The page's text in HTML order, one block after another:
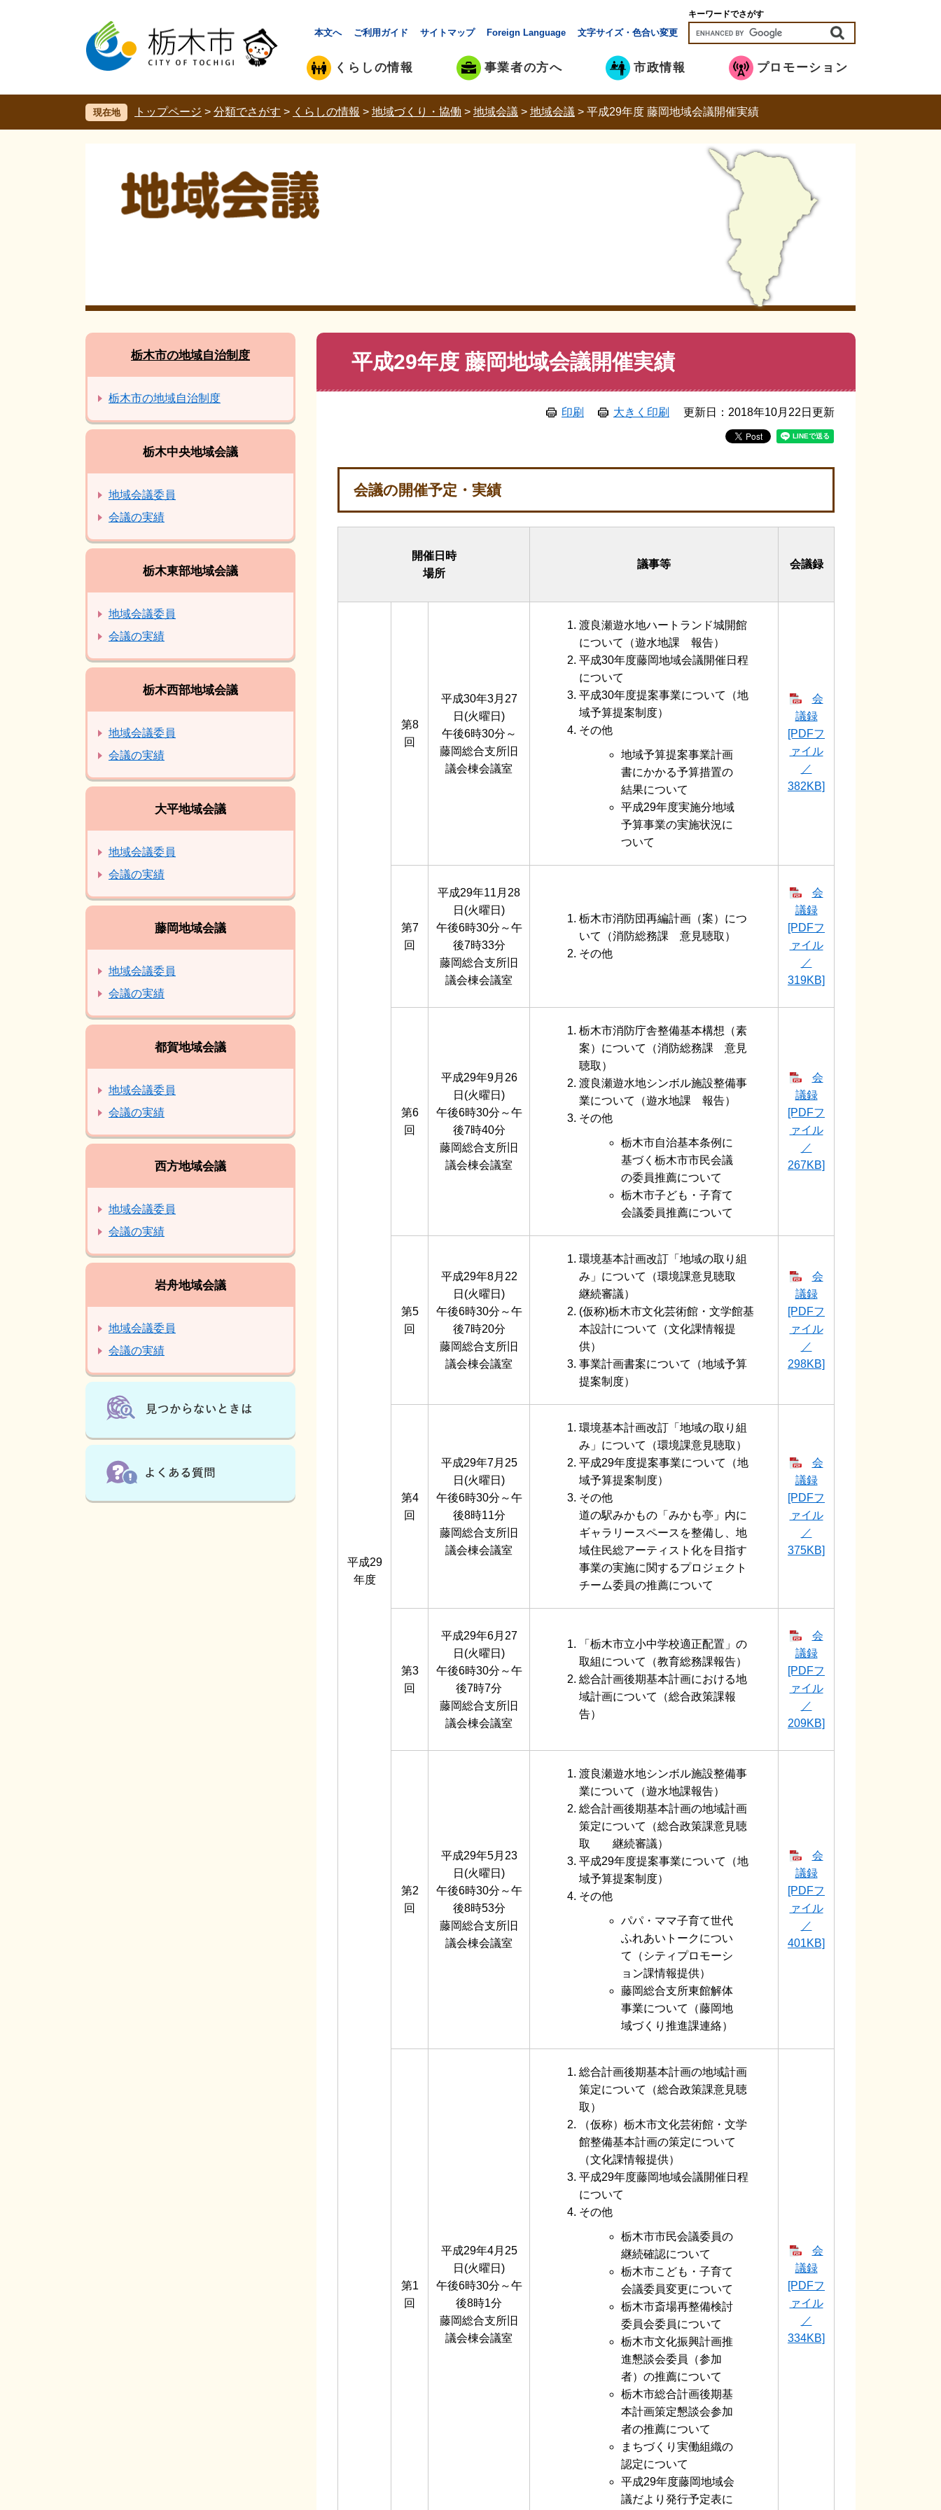
で
ば
本文へ ご利用ガイド サイトマップ Foreign Language 文字サイズ・色合い変更
キーワードでさがす
くらしの情報 事業者の方へ 市政情報 プロモーション
現在地 トップページ > 分類でさがす > くらしの情報 > 地域づくり・協働 > 地域会議 > 地域会議 > 平成29年度 藤岡地域会議開催実績
平成29年度 藤岡地域会議開催実績
印刷 大きく印刷 更新日：2018年10月22日更新
会議の開催予定・実績
開催日時
場所
議事等 会議録
平成29
年度
第8
回
平成30年3月27
日(火曜日)
午後6時30分～
藤岡総合支所旧
議会棟会議室
渡良瀬遊水地ハートランド城開館
について（遊水地課 報告）
平成30年度藤岡地域会議開催日程
について
平成30年度提案事業について（地
域予算提案制度）
その他
地域予算提案事業計画
書にかかる予算措置の
結果について
平成29年度実施分地域
予算事業の実施状況に
ついて
会
議録
[PDFフ
ァイル
／
382KB]
第7
回
平成29年11月28
日(火曜日)
午後6時30分～午
後7時33分
藤岡総合支所旧
議会棟会議室
栃木市消防団再編計画（案）につ
いて（消防総務課 意見聴取）
その他
会
議録
[PDFフ
ァイル
／
319KB]
第6
回
平成29年9月26
日(火曜日)
午後6時30分～午
後7時40分
藤岡総合支所旧
議会棟会議室
栃木市消防庁舎整備基本構想（素
案）について（消防総務課 意見
聴取）
渡良瀬遊水地シンボル施設整備事
業について（遊水地課 報告）
その他
栃木市自治基本条例に
基づく栃木市市民会議
の委員推薦について
栃木市子ども・子育て
会議委員推薦について
会
議録
[PDFフ
ァイル
／
267KB]
第5
回
平成29年8月22
日(火曜日)
午後6時30分～午
後7時20分
藤岡総合支所旧
議会棟会議室
環境基本計画改訂「地域の取り組
み」について（環境課意見聴取
継続審議）
(仮称)栃木市文化芸術館・文学館基
本設計について（文化課情報提
供）
事業計画書案について（地域予算
提案制度）
会
議録
[PDFフ
ァイル
／
298KB]
第4
回
平成29年7月25
日(火曜日)
午後6時30分～午
後8時11分
藤岡総合支所旧
議会棟会議室
環境基本計画改訂「地域の取り組
み」について（環境課意見聴取）
平成29年度提案事業について（地
域予算提案制度）
その他
道の駅みかもの「みかも亭」内に
ギャラリースペースを整備し、地
域住民総アーティスト化を目指す
事業の実施に関するプロジェクト
チーム委員の推薦について
会
議録
[PDFフ
ァイル
／
375KB]
第3
回
平成29年6月27
日(火曜日)
午後6時30分～午
後7時7分
藤岡総合支所旧
議会棟会議室
「栃木市立小中学校適正配置」の
取組について（教育総務課報告）
総合計画後期基本計画における地
域計画について（総合政策課報
告）
会
議録
[PDFフ
ァイル
／
209KB]
第2
回
平成29年5月23
日(火曜日)
午後6時30分～午
後8時53分
藤岡総合支所旧
議会棟会議室
渡良瀬遊水地シンボル施設整備事
業について（遊水地課報告）
総合計画後期基本計画の地域計画
策定について（総合政策課意見聴
取 継続審議）
平成29年度提案事業について（地
域予算提案制度）
その他
パパ・ママ子育て世代
ふれあいトークについ
て（シティプロモーシ
ョン課情報提供）
藤岡総合支所東館解体
事業について（藤岡地
域づくり推進課連絡）
会
議録
[PDFフ
ァイル
／
401KB]
第1
回
平成29年4月25
日(火曜日)
午後6時30分～午
後8時1分
藤岡総合支所旧
議会棟会議室
総合計画後期基本計画の地域計画
策定について（総合政策課意見聴
取）
（仮称）栃木市文化芸術館・文学
館整備基本計画の策定について
（文化課情報提供）
平成29年度藤岡地域会議開催日程
について
その他
栃木市市民会議委員の
継続確認について
栃木市こども・子育て
会議委員変更について
栃木市斎場再整備検討
委員会委員について
栃木市文化振興計画推
進懇談会委員（参加
者）の推薦について
栃木市総合計画後期基
本計画策定懇談会参加
者の推薦について
まちづくり実働組織の
認定について
平成29年度藤岡地域会
議だより発行予定表に
会
議録
[PDFフ
ァイル
／
334KB]
栃木市の地域自治制度
栃木市の地域自治制度
栃木中央地域会議
地域会議委員
会議の実績
栃木東部地域会議
地域会議委員
会議の実績
栃木西部地域会議
地域会議委員
会議の実績
大平地域会議
地域会議委員
会議の実績
藤岡地域会議
地域会議委員
会議の実績
都賀地域会議
地域会議委員
会議の実績
西方地域会議
地域会議委員
会議の実績
岩舟地域会議
地域会議委員
会議の実績